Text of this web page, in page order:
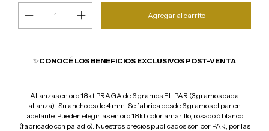
✨CONOCÉ LOS BENEFICIOS EXCLUSIVOS POST-VENTA
Alianzas en oro 18kt PRAGA de 6 gramos EL PAR (3 gramos cada
alianza). Su ancho es de 4 mm. Se fabrica desde 6 gramos el par en
adelante. Pueden elegirlas en oro 18kt color amarillo, rosado ó blanco
(fabricado con paladio). Nuestros precios publicados son por PAR, por las